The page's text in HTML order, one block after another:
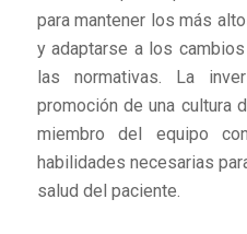
para mantener los más
y adaptarse a los
las normativas. La
promoción de una cultura
miembro del equipo
habilidades necesarias
salud del paciente.